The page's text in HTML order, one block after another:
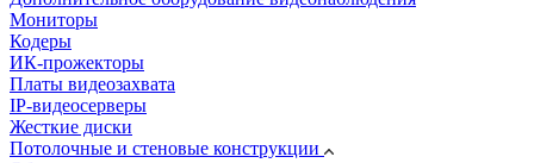
Мониторы
Кодеры
ИК-прожекторы
Платы видеозахвата
IP-видеосерверы
Жесткие диски
Потолочные и стеновые конструкции